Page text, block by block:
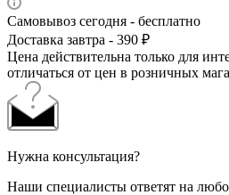
Самовывоз сегодня - бесплатно
Доставка завтра - 390 ₽
Цена действительна только для
отличаться от цен в розничных
Нужна консультация?
Наши специалисты ответят на